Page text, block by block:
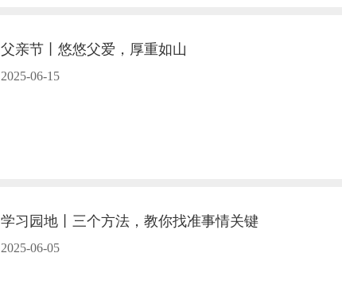
父亲节丨悠悠父爱，厚重如山
2025-06-15
学习园地丨三个方法，教你找准事情关键
2025-06-05